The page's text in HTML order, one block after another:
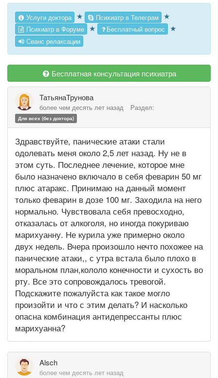
Услуги доктора ★ Психиатр в Телеграм ★
Психиатр в Форуме ★ Бесплатный вопрос ★
Сеанс релаксации
Бесплатная консультация психиатра
ТатьянаТрунова
более чем десять лет назад Раздел:
Для всех (без доктора)
Здравствуйте, панические атаки стали
одолевать меня около 2,5 лет назад. Ну не в
этом суть. Последнее лечение, которое мне
было назначено включало в себя феварин 50 мг
плюс атаракс. Принимаю на данный момент
только феварин в дозе 100 мг. Заходила на него
нормально. Чувствовала себя превосходно,
отказалась от алкоголя, но иногда покуриваю
марихуанну. Не курила уже примерно около
двух недель. Вчера произошло нечто похожее на
панические атаки,, с утра встала было плохо в
моральном план,кололо конечности и сухость во
рту. Все это сопровождалось тревогой.
Подскажите пожалуйста как такое могло
произойти и что с этим делать? И насколько
опасна комбинация антидепрессанты плюс
марихуанна?
Alsch
более чем десять лет назад